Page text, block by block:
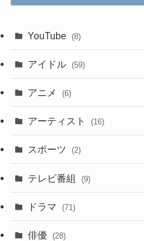
YouTube (8)
アイドル (59)
アニメ (6)
アーティスト (16)
スポーツ (2)
テレビ番組 (9)
ドラマ (71)
俳優 (28)